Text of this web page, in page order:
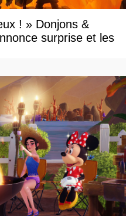
! » Donjons &
surprise et les